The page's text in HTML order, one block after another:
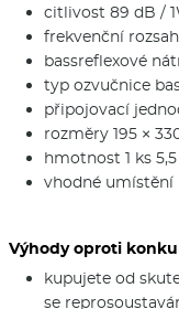
citlivost 89 dB /
frekvenční
bassreflexové
typ ozvučnice
připojovací
rozměry 195 ×
hmotnost 1 ks
vhodné umístění
Výhody oproti
kupujete od
se